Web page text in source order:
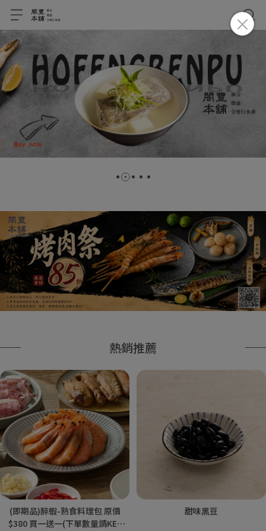
熱銷推薦
(即期品)醉蝦-熟食料理包 原價
$380 買一送一(下單數量請KEY
甜味黑豆